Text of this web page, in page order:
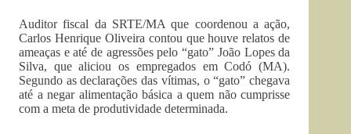
Auditor fiscal da SRTE/MA que coordenou a ação,
Carlos Henrique Oliveira contou que houve relatos de
ameaças e até de agressões pelo “gato” João Lopes da
Silva, que aliciou os empregados em Codó (MA).
Segundo as declarações das vítimas, o “gato” chegava
até a negar alimentação básica a quem não cumprisse
com a meta de produtividade determinada.